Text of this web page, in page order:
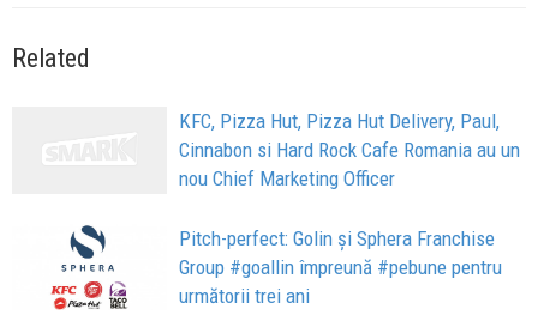
Related
KFC, Pizza Hut, Pizza Hut Delivery, Paul,
Cinnabon si Hard Rock Cafe Romania au un
nou Chief Marketing Officer
Pitch-perfect: Golin și Sphera Franchise
Group #goallin împreună #pebune pentru
următorii trei ani